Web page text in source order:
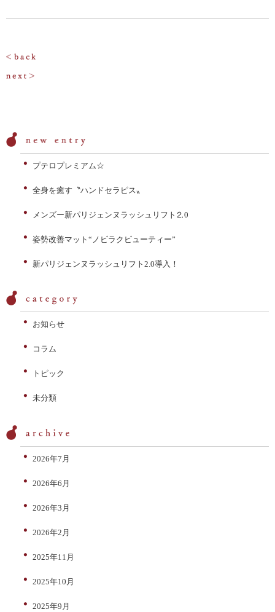
投
稿
ゲ
ー
ョ
ン
プテロプレミアム☆
全身を癒す〝ハンドセラピス〟
メンズー新パリジェンヌラッシュリフト⒉0
姿勢改善マット“ノビラクビューティー”
新パリジェンヌラッシュリフト2.0導入！
お知らせ
コラム
トピック
未分類
2026年7月
2026年6月
2026年3月
2026年2月
2025年11月
2025年10月
2025年9月